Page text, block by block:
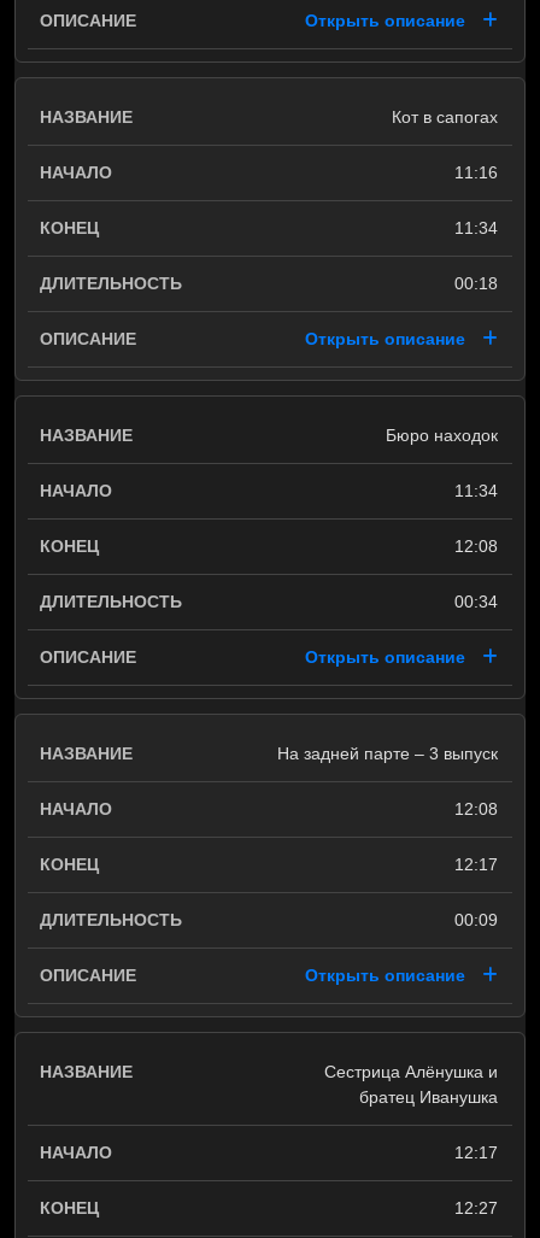
Открыть описание
Кот в сапогах
11:16
11:34
00:18
Открыть описание
Бюро находок
11:34
12:08
00:34
Открыть описание
На задней парте – 3 выпуск
12:08
12:17
00:09
Открыть описание
Сестрица Алёнушка и
братец Иванушка
12:17
12:27